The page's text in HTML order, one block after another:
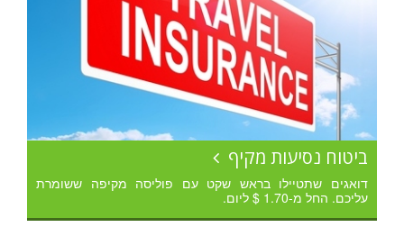
ביטוח נסיעות מקיף
דואגים שתטיילו בראש שקט עם פוליסה מקיפה ששומרת
עליכם. החל מ-1.70 $ ליום.